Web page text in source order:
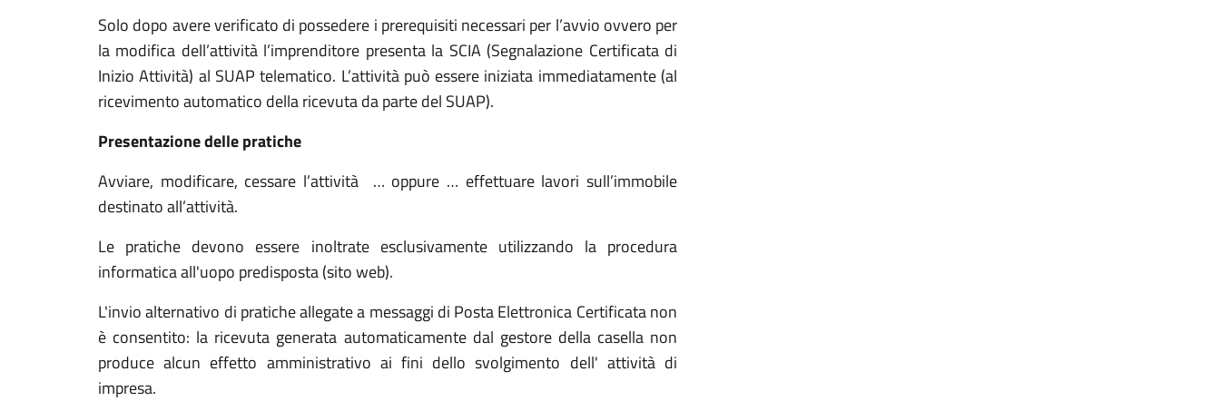
Solo dopo avere verificato di possedere i prerequisiti necessari per l’avvio ovvero per
la modifica dell’attività l’imprenditore presenta la SCIA (Segnalazione Certificata di
Inizio Attività) al SUAP telematico. L’attività può essere iniziata immediatamente (al
ricevimento automatico della ricevuta da parte del SUAP).
Presentazione delle pratiche
Avviare, modificare, cessare l’attività … oppure … effettuare lavori sull’immobile
destinato all’attività.
Le pratiche devono essere inoltrate esclusivamente utilizzando la procedura
informatica all'uopo predisposta (sito web).
L'invio alternativo di pratiche allegate a messaggi di Posta Elettronica Certificata non
è consentito: la ricevuta generata automaticamente dal gestore della casella non
produce alcun effetto amministrativo ai fini dello svolgimento dell' attività di
impresa.